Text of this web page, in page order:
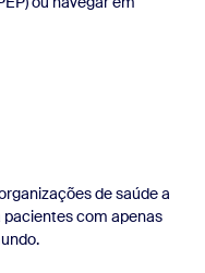
de saúde a
com apenas